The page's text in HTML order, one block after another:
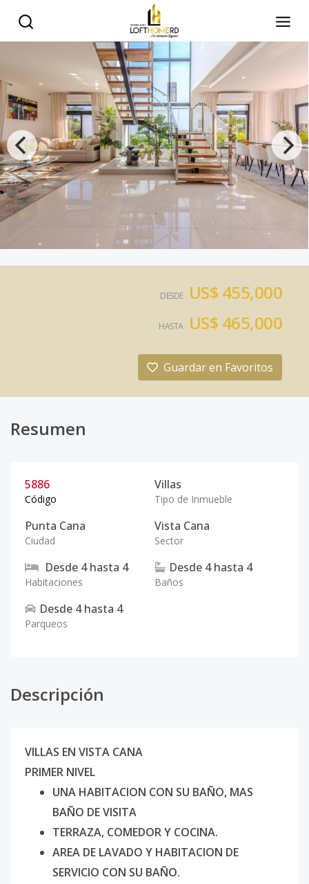
DESDE US$ 455,000
HASTA US$ 465,000
Guardar en Favoritos
Resumen
5886
Código
Villas
Tipo de Inmueble
Punta Cana
Ciudad
Vista Cana
Sector
Desde 4hasta 4
Habitaciones
Desde 4hasta 4
Baños
Desde 4hasta 4
Parqueos
Descripción
VILLAS EN VISTA CANA
PRIMER NIVEL
UNA HABITACION CON SU BAÑO, MAS
BAÑO DE VISITA
TERRAZA, COMEDOR Y COCINA.
AREA DE LAVADO Y HABITACION DE
SERVICIO CON SU BAÑO.